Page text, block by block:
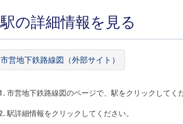
駅の詳細情報を見る
市営地下鉄路線図（外部サイト）
市営地下鉄路線図のページで、駅をクリックしてく
駅詳細情報をクリックしてください。